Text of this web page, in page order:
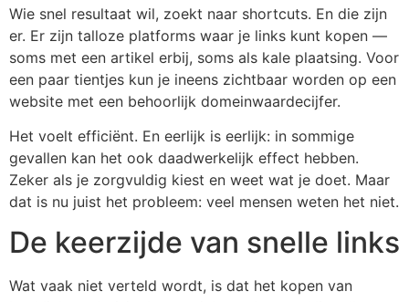
Wie snel resultaat wil, zoekt naar shortcuts. En die zijn
er. Er zijn talloze platforms waar je links kunt kopen —
soms met een artikel erbij, soms als kale plaatsing. Voor
een paar tientjes kun je ineens zichtbaar worden op een
website met een behoorlijk domeinwaardecijfer.
Het voelt efficiënt. En eerlijk is eerlijk: in sommige
gevallen kan het ook daadwerkelijk effect hebben.
Zeker als je zorgvuldig kiest en weet wat je doet. Maar
dat is nu juist het probleem: veel mensen weten het niet.
De keerzijde van snelle links
Wat vaak niet verteld wordt, is dat het kopen van